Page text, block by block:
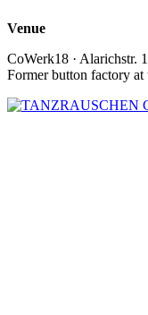
Venue
CoWerk18 · Alarichstr.
Former button factory at